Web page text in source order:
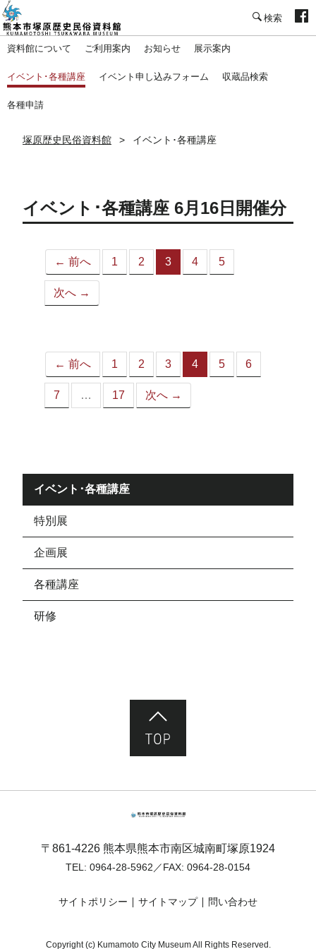
資料館について ご利用案内 お知らせ 展示案内
イベント･各種講座 イベント申し込みフォーム 収蔵品検索
各種申請
塚原歴史民俗資料館 イベント･各種講座
イベント･各種講座 6月16日開催分
← 前へ 1 2 3
（こ
4 5
次へ →
← 前へ 1 2 3 4
（こ
5 6
7 … 17 次へ →
イベント･各種講座
特別展
企画展
各種講座
研修
〒861-4226 熊本県熊本市南区城南町塚原1924
TEL: 0964-28-5962 ／FAX: 0964-28-0154
サイトポリシー サイトマップ 問い合わせ
Copyright (c) Kumamoto City Museum All Rights Reserved.